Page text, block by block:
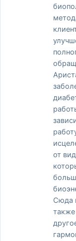
от
Сюда